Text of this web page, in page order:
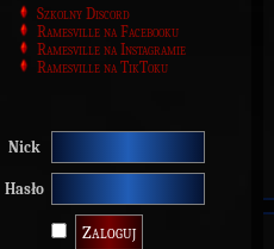
Szkolny Discord
Ramesville na Facebooku
Ramesville na Instagramie
Ramesville na TikToku
Nick
Hasło